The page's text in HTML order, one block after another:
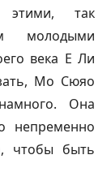
так
молодыми
века Е Ли
Мо Сюяо
Она
непременно
чтобы быть